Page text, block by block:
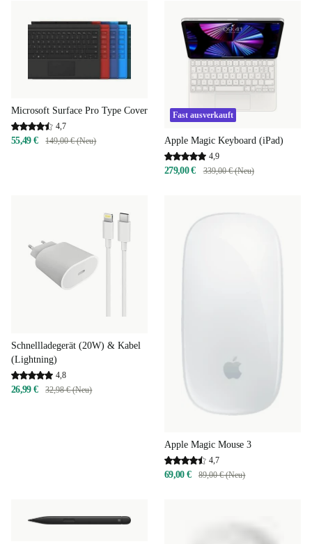
Microsoft Surface Pro Type Cover
4,7
55,49 € 149,00 € (Neu)
Fast ausverkauft
Apple Magic Keyboard (iPad)
4,9
279,00 € 339,00 € (Neu)
Schnellladegerät (20W) & Kabel
(Lightning)
4,8
26,99 € 32,98 € (Neu)
Apple Magic Mouse 3
4,7
69,00 € 89,00 € (Neu)